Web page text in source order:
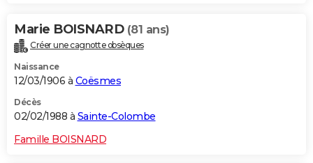
Marie BOISNARD (81 ans)
Créer une cagnotte obsèques
Naissance
12/03/1906 à Coësmes
Décès
02/02/1988 à Sainte-Colombe
Famille BOISNARD